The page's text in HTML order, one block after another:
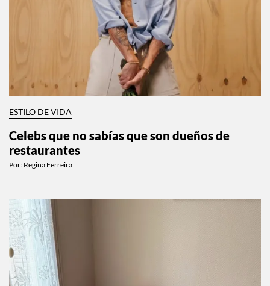
ESTILO DE VIDA
Celebs que no sabías que son dueños de
restaurantes
Por: Regina Ferreira